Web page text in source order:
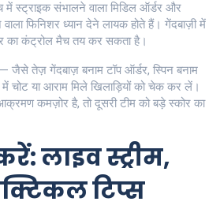
स्ट्राइक संभालने वाला मिडिल ऑर्डर और
फिनिशर ध्यान देने लायक होते हैं। गेंदबाज़ी में
का कंट्रोल मैच तय कर सकता है।
तेज़ गेंदबाज़ बनाम टॉप ऑर्डर, स्पिन बनाम
चोट या आराम मिले खिलाड़ियों को चेक कर लें।
कमज़ोर है, तो दूसरी टीम को बड़े स्कोर का
लाइव स्ट्रीम,
टिप्स